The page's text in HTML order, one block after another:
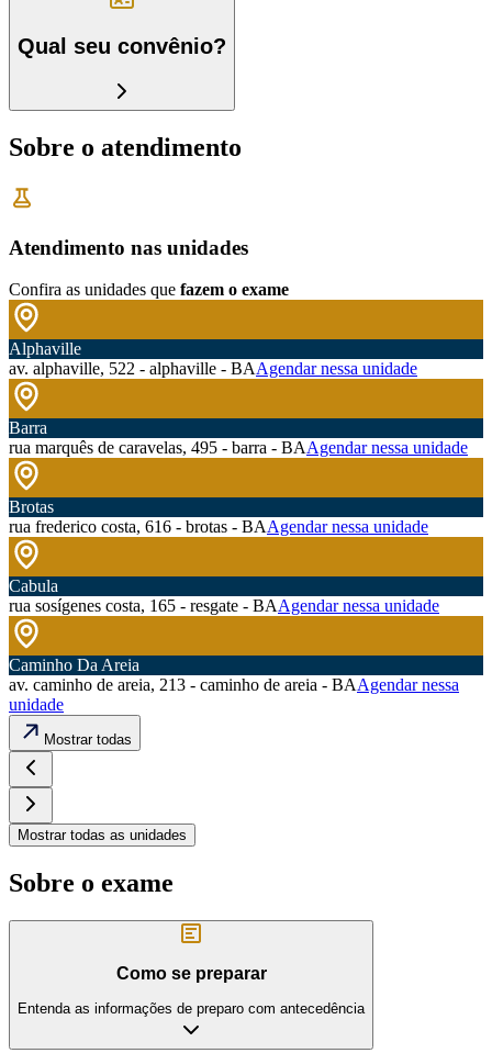
Qual seu convênio?
Sobre o atendimento
Atendimento nas unidades
Confira as unidades que fazem o exame
Alphaville
av. alphaville, 522 - alphaville - BAAgendar nessa unidade
Barra
rua marquês de caravelas, 495 - barra - BAAgendar nessa unidade
Brotas
rua frederico costa, 616 - brotas - BAAgendar nessa unidade
Cabula
rua sosígenes costa, 165 - resgate - BAAgendar nessa unidade
Caminho Da Areia
av. caminho de areia, 213 - caminho de areia - BAAgendar nessa
unidade
Mostrar todas
Mostrar todas as unidades
Sobre o exame
Como se preparar
Entenda as informações de preparo com antecedência